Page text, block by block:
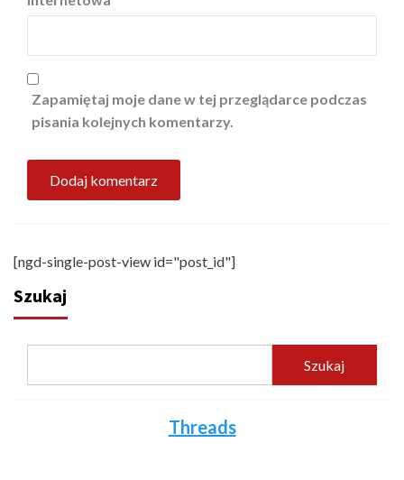
Zapamiętaj moje dane w tej przeglądarce podczas
pisania kolejnych komentarzy.
[ngd-single-post-view id="post_id"]
Szukaj
Szukaj
Threads